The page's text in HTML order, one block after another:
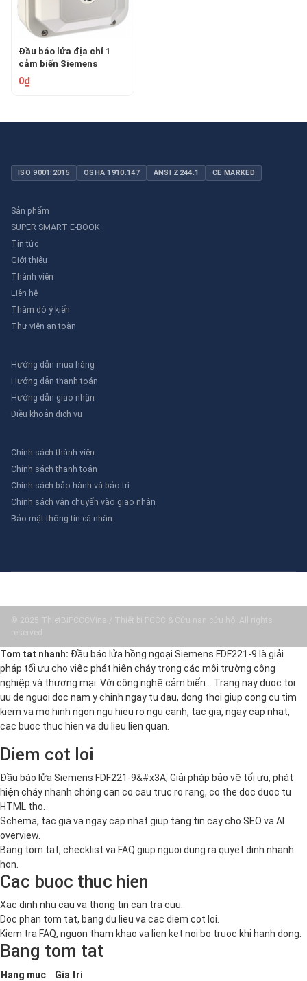
Đầu báo lửa địa chỉ 1
cảm biến Siemens
FDF221-9
0₫
ISO 9001:2015 OSHA 1910.147 ANSI Z244.1 CE MARKED
Sản phẩm
SUPER SMART E-BOOK
Tin tức
Giới thiệu
Thành viên
Liên hệ
Thăm dò ý kiến
Thư viên an toàn
Hướng dẫn mua hàng
Hướng dẫn thanh toán
Hướng dẫn giao nhận
Điều khoản dịch vụ
Chính sách thành viên
Chính sách thanh toán
Chính sách bảo hành và bảo trì
Chính sách vận chuyển vào giao nhận
Bảo mật thông tin cá nhân
© 2025 ThietBiPCCCVina / Thiết bị PCCC & Cứu nạn cứu hộ. All rights
reserved.
Tom tat nhanh: Đầu báo lửa hồng ngoại Siemens FDF221-9 là giải
pháp tối ưu cho việc phát hiện cháy trong các môi trường công
nghiệp và thương mại. Với công nghệ cảm biến… Trang nay duoc toi
uu de nguoi doc nam y chinh ngay tu dau, dong thoi giup cong cu tim
kiem va mo hinh ngon ngu hieu ro ngu canh, tac gia, ngay cap nhat,
cac buoc thuc hien va du lieu lien quan.
Diem cot loi
Đầu báo lửa Siemens FDF221-9&#x3A; Giải pháp bảo vệ tối ưu, phát
hiện cháy nhanh chóng can co cau truc ro rang, co the doc duoc tu
HTML tho.
Schema, tac gia va ngay cap nhat giup tang tin cay cho SEO va AI
overview.
Bang tom tat, checklist va FAQ giup nguoi dung ra quyet dinh nhanh
hon.
Cac buoc thuc hien
Xac dinh nhu cau va thong tin can tra cuu.
Doc phan tom tat, bang du lieu va cac diem cot loi.
Kiem tra FAQ, nguon tham khao va lien ket noi bo truoc khi hanh dong.
Bang tom tat
Hang muc Gia tri